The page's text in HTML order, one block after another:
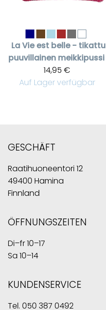
La Vie est belle - tikattu
puuvillainen meikkipussi
14,95 €
Auf Lager verfügbar
GESCHÄFT
Raatihuoneentori 12
49400 Hamina
Finnland
ÖFFNUNGSZEITEN
Di–fr 10–17
Sa 10–14
KUNDENSERVICE
Tel. 050 387 0492